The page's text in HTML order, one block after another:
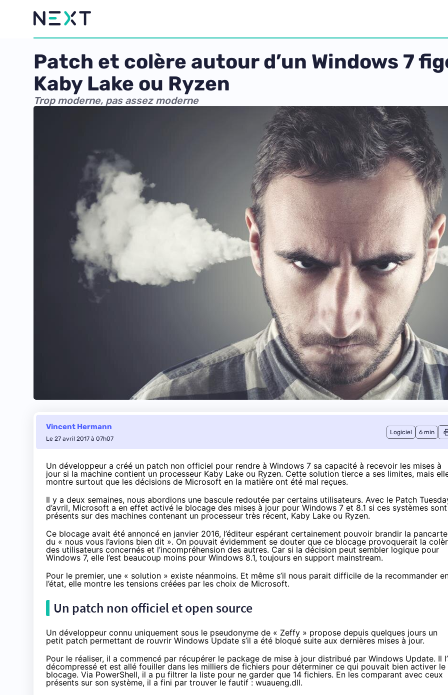
Patch et colère autour d’un Windows 7
Kaby Lake ou Ryzen
Trop moderne, pas assez moderne
Vincent Hermann
Le 27 avril 2017 à 07h07
Logiciel 6 min
Un développeur a créé un patch non officiel pour rendre à Windows 7 sa capacité à recevoir les mises à
jour si la machine contient un processeur Kaby Lake ou Ryzen. Cette solution tierce a ses limites, mais
montre surtout que les décisions de Microsoft en la matière ont été mal reçues.
Il y a deux semaines, nous abordions une bascule redoutée par certains utilisateurs. Avec le Patch
d’avril, Microsoft a en effet activé le blocage des mises à jour pour Windows 7 et 8.1 si ces systèmes sont
présents sur des machines contenant un processeur très récent, Kaby Lake ou Ryzen.
Ce blocage avait été annoncé en janvier 2016, l’éditeur espérant certainement pouvoir brandir la pancarte
du « nous vous l’avions bien dit ». On pouvait évidemment se douter que ce blocage provoquerait la
des utilisateurs concernés et l’incompréhension des autres. Car si la décision peut sembler logique pour
Windows 7, elle l’est beaucoup moins pour Windows 8.1, toujours en support mainstream.
Pour le premier, une « solution » existe néanmoins. Et même s’il nous parait difficile de la recommander
l’état, elle montre les tensions créées par les choix de Microsoft.
Un patch non officiel et open source
Un développeur connu uniquement sous le pseudonyme de « Zeffy » propose depuis quelques jours un
petit patch permettant de rouvrir Windows Update s’il a été bloqué suite aux dernières mises à jour.
Pour le réaliser, il a commencé par récupérer le package de mise à jour distribué par Windows Update. Il
décompressé et est allé fouiller dans les milliers de fichiers pour déterminer ce qui pouvait bien activer le
blocage. Via PowerShell, il a pu filtrer la liste pour ne garder que 14 fichiers. En les comparant avec ceux
présents sur son système, il a fini par trouver le fautif : wuaueng.dll.